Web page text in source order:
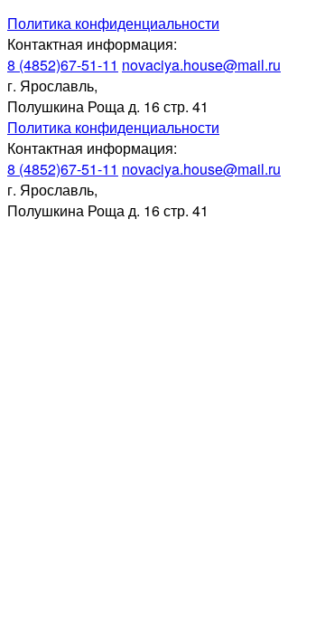
Политика конфиденциальности
Контактная информация:
8 (4852)67-51-11 novaciya.house@mail.ru
г. Ярославль,
Полушкина Роща д. 16 стр. 41
Политика конфиденциальности
Контактная информация:
8 (4852)67-51-11 novaciya.house@mail.ru
г. Ярославль,
Полушкина Роща д. 16 стр. 41